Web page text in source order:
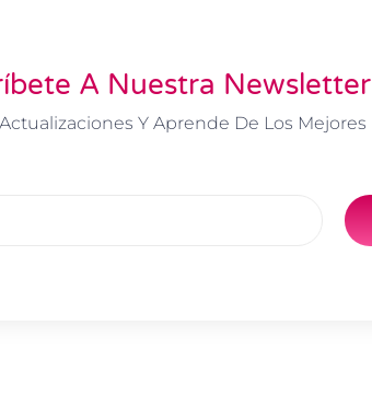
A Nuestra Newsletter
Y Aprende De Los Mejores